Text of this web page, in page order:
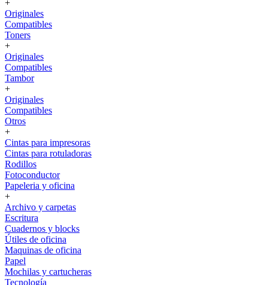
+
Originales
Compatibles
Toners
+
Originales
Compatibles
Tambor
+
Originales
Compatibles
Otros
+
Cintas para impresoras
Cintas para rotuladoras
Rodillos
Fotoconductor
Papeleria y oficina
+
Archivo y carpetas
Escritura
Cuadernos y blocks
Útiles de oficina
Maquinas de oficina
Papel
Mochilas y cartucheras
Tecnología